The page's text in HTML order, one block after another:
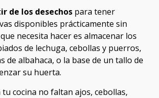
de los desechos para tener
disponibles prácticamente sin
necesita hacer es almacenar los
de lechuga, cebollas y puerros,
de albahaca, o la base de un tallo de
su huerta.
cocina no faltan ajos, cebollas,